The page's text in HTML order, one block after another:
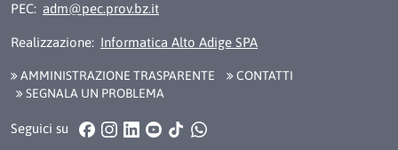
PEC: adm@pec.prov.bz.it
Realizzazione: Informatica Alto Adige SPA
AMMINISTRAZIONE TRASPARENTE
CONTATTI
SEGNALA UN PROBLEMA
Seguici su Facebook
Instagram
LinkedInYouTube
TikTokWhatsApp